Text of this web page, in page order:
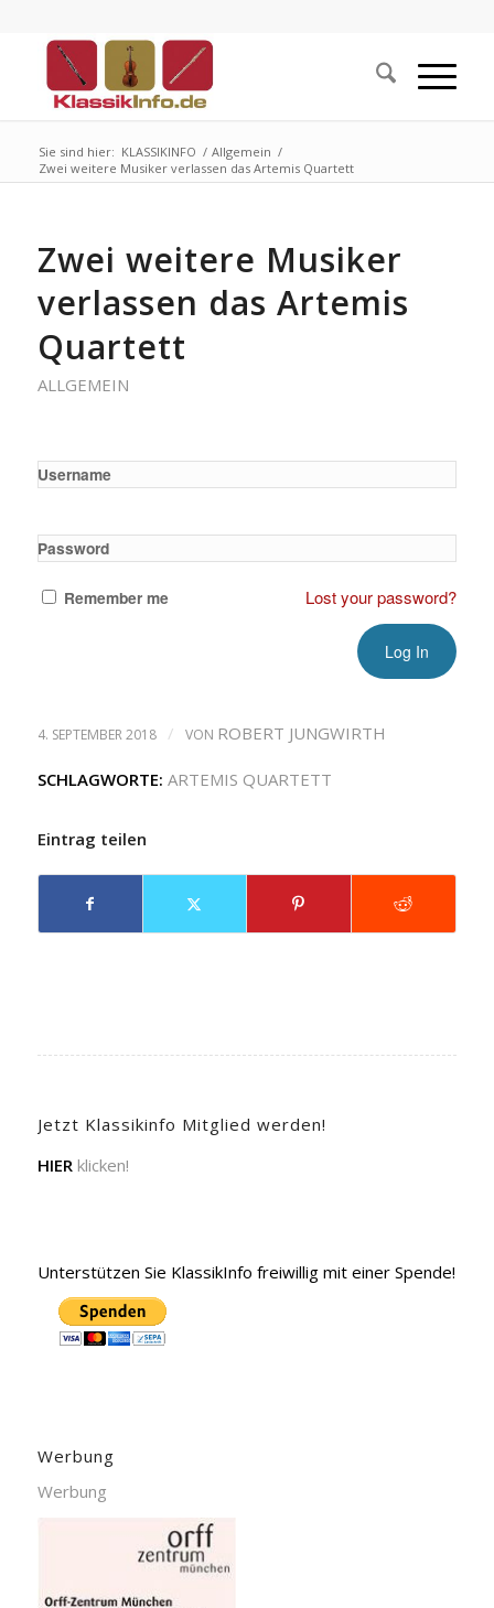
Sie sind hier: KLASSIKINFO / Allgemein /
Zwei weitere Musiker verlassen das Artemis Quartett
Zwei weitere Musiker
verlassen das Artemis
Quartett
ALLGEMEIN
Username
Password
Remember me Lost your password?
4. SEPTEMBER 2018 / VON ROBERT JUNGWIRTH
SCHLAGWORTE: ARTEMIS QUARTETT
Eintrag teilen
Jetzt Klassikinfo Mitglied werden!
HIER klicken!
Unterstützen Sie KlassikInfo freiwillig mit einer Spende!
Werbung
Werbung